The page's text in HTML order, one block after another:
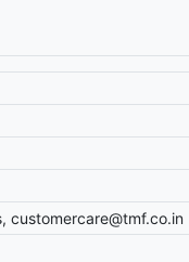
customercare@tmf.co.in